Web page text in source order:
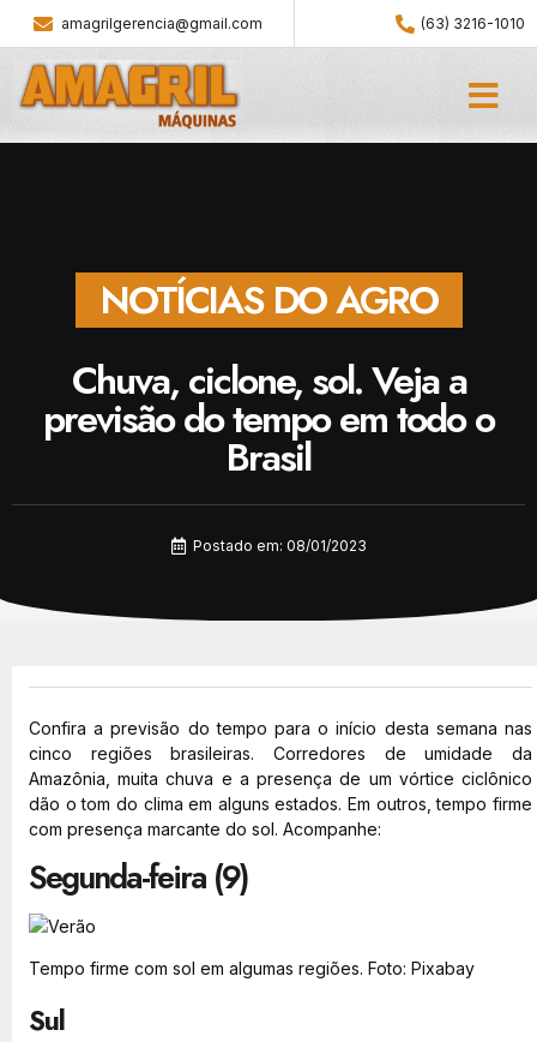
amagrilgerencia@gmail.com (63) 3216-1010
NOTÍCIAS DO AGRO
Chuva, ciclone, sol. Veja a
previsão do tempo em todo o
Brasil
Postado em: 08/01/2023
Confira a previsão do tempo para o início desta semana nas
cinco regiões brasileiras. Corredores de umidade da
Amazônia, muita chuva e a presença de um vórtice ciclônico
dão o tom do clima em alguns estados. Em outros, tempo firme
com presença marcante do sol. Acompanhe:
Segunda-feira (9)
Tempo firme com sol em algumas regiões. Foto: Pixabay
Sul